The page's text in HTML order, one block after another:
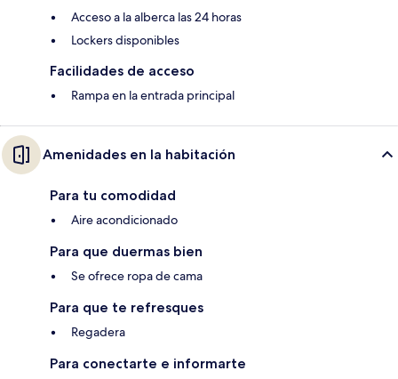
Acceso a la alberca las 24 horas
Lockers disponibles
Facilidades de acceso
Rampa en la entrada principal
Amenidades en la habitación
Para tu comodidad
Aire acondicionado
Para que duermas bien
Se ofrece ropa de cama
Para que te refresques
Regadera
Para conectarte e informarte